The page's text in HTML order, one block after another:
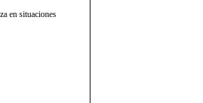
en situaciones